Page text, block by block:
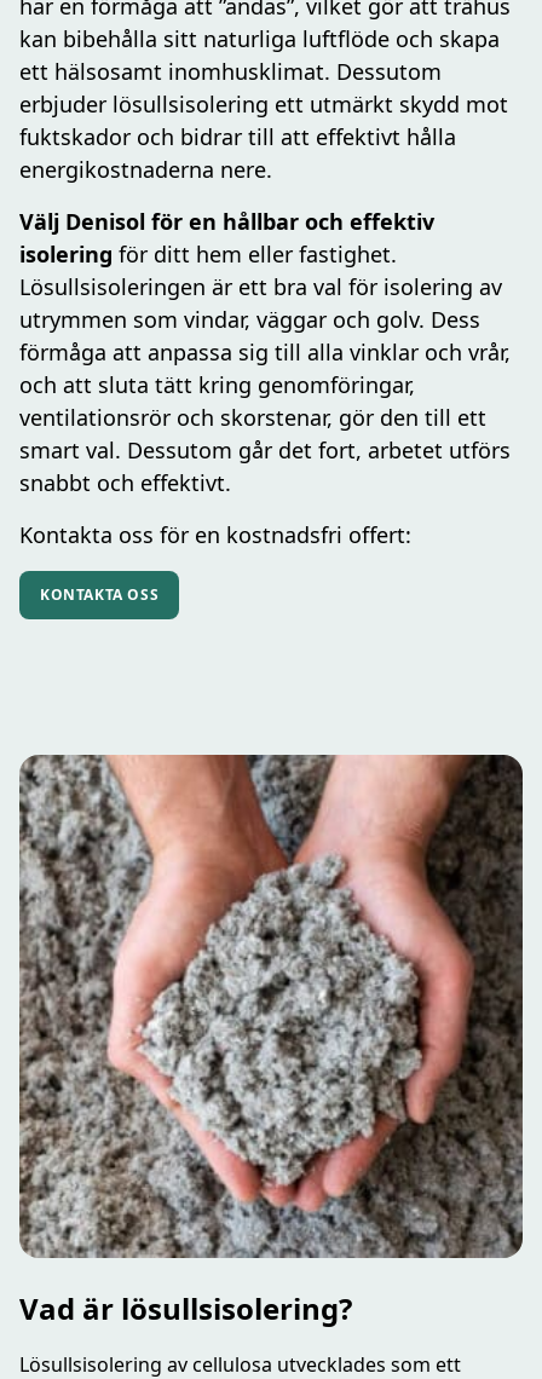
har en förmåga att ”andas”, vilket gör att trähus
kan bibehålla sitt naturliga luftflöde och skapa
ett hälsosamt inomhusklimat. Dessutom
erbjuder lösullsisolering ett utmärkt skydd mot
fuktskador och bidrar till att effektivt hålla
energikostnaderna nere.
Välj Denisol för en hållbar och effektiv
isolering för ditt hem eller fastighet.
Lösullsisoleringen är ett bra val för isolering av
utrymmen som vindar, väggar och golv. Dess
förmåga att anpassa sig till alla vinklar och vrår,
och att sluta tätt kring genomföringar,
ventilationsrör och skorstenar, gör den till ett
smart val. Dessutom går det fort, arbetet utförs
snabbt och effektivt.
Kontakta oss för en kostnadsfri offert:
KONTAKTA OSS
Vad är lösullsisolering?
Lösullsisolering av cellulosa utvecklades som ett